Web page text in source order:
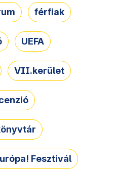
férfiak
UEFA
VII.kerület
Fesztivál